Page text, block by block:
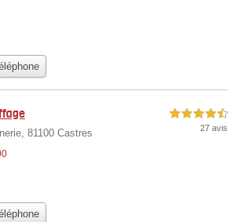
81100 Castres
4,5 étoiles sur 5
27 avis